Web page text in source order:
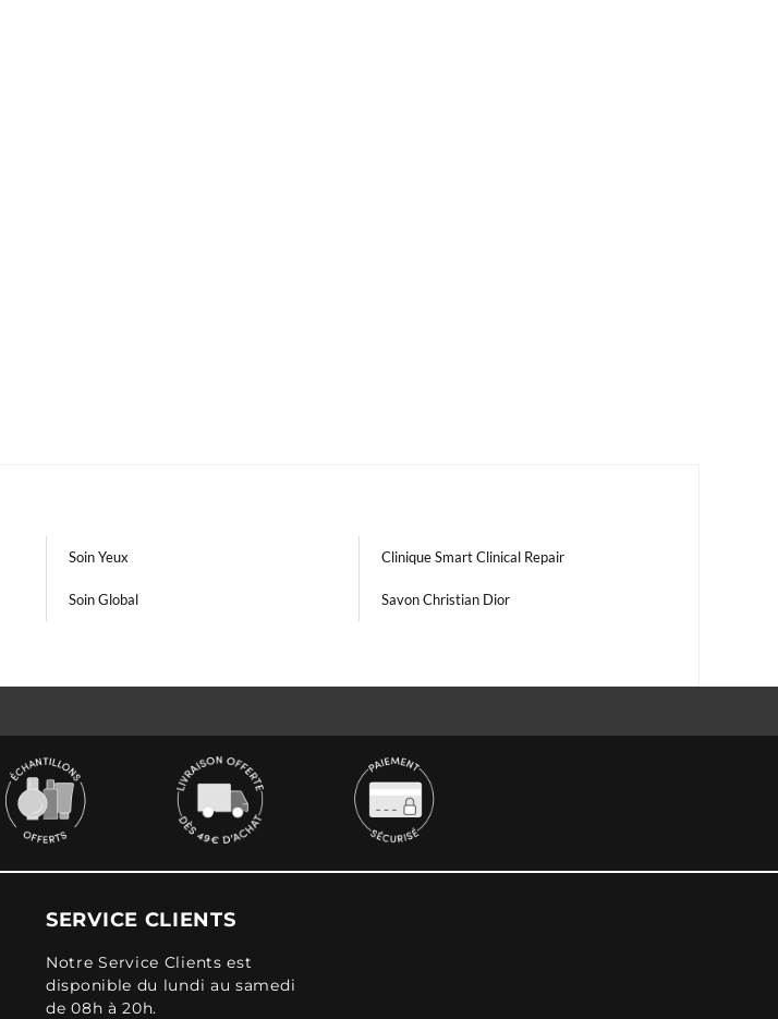
Soin Yeux Clinique Smart Clinical Repair
Soin Global Savon Christian Dior
SERVICE CLIENTS
Notre Service Clients est
disponible du lundi au samedi
de 08h à 20h.